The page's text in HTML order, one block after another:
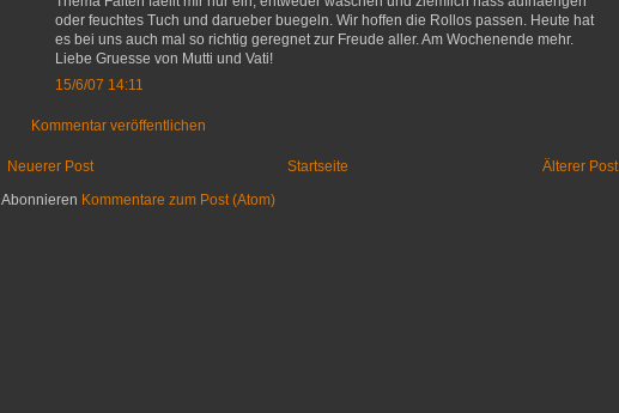
oder feuchtes Tuch und darueber buegeln. Wir hoffen die Rollos passen. Heute hat
es bei uns auch mal so richtig geregnet zur Freude aller. Am Wochenende mehr.
Liebe Gruesse von Mutti und Vati!
15/6/07 14:11
Kommentar veröffentlichen
Neuerer Post Älterer Post
Startseite
Abonnieren Kommentare zum Post (Atom)